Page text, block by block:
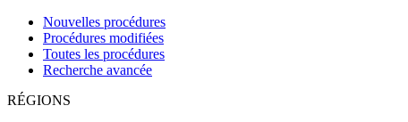
Nouvelles procédures
Procédures modifiées
Toutes les procédures
Recherche avancée
RÉGIONS